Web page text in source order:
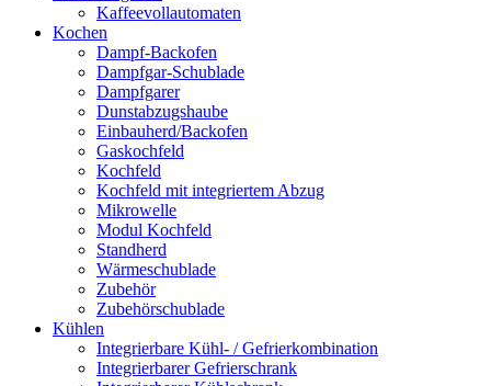
Kaffeevollautomaten
Kochen
Dampf-Backofen
Dampfgar-Schublade
Dampfgarer
Dunstabzugshaube
Einbauherd/Backofen
Gaskochfeld
Kochfeld
Kochfeld mit integriertem Abzug
Mikrowelle
Modul Kochfeld
Standherd
Wärmeschublade
Zubehör
Zubehörschublade
Kühlen
Integrierbare Kühl- / Gefrierkombination
Integrierbarer Gefrierschrank